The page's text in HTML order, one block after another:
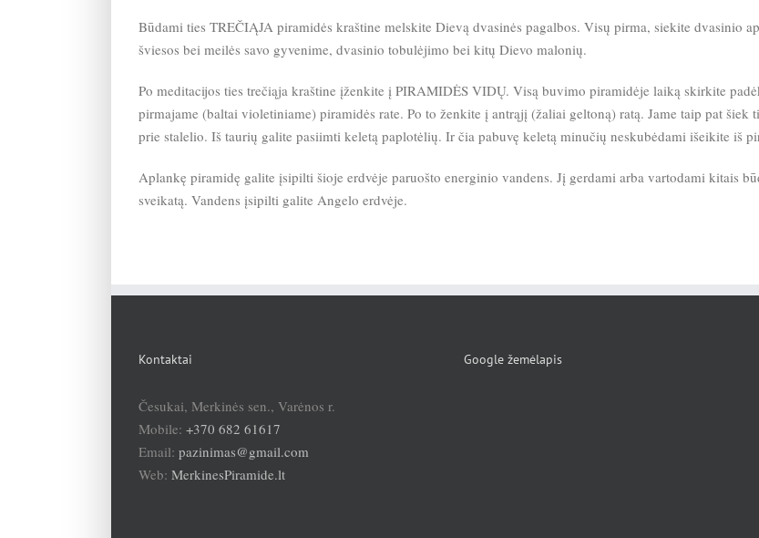
Būdami ties TREČIĄJA piramidės kraštine melskite Dievą dvasinės pagalbos. Visų pirma, siekite dvasinio
šviesos bei meilės savo gyvenime, dvasinio tobulėjimo bei kitų Dievo malonių.
Po meditacijos ties trečiąja kraštine įženkite į PIRAMIDĖS VIDŲ. Visą buvimo piramidėje laiką skirkite
pirmajame (baltai violetiniame) piramidės rate. Po to ženkite į antrąjį (žaliai geltoną) ratą. Jame taip pat
prie stalelio. Iš taurių galite pasiimti keletą paplotėlių. Ir čia pabuvę keletą minučių neskubėdami išeikite iš
Aplankę piramidę galite įsipilti šioje erdvėje paruošto energinio vandens. Jį gerdami arba vartodami kitais
sveikatą. Vandens įsipilti galite Angelo erdvėje.
Kontaktai
Česukai, Merkinės sen., Varėnos r.
Mobile: +370 682 61617
Email: pazinimas@gmail.com
Web: MerkinesPiramide.lt
Google žemėlapis